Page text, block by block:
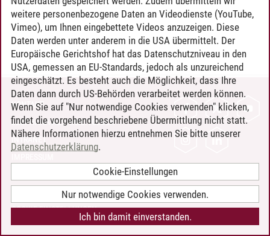
KONTAKT
LEUPHANA ALS ARBEITGEBER
INTRANET
BARRIEREFREIHEIT
COOKIE-EINSTELLUNGEN
weitere personenbezogene Daten an Videodienste (YouTube,
Vimeo), um Ihnen eingebettete Videos anzuzeigen. Diese
Daten werden unter anderem in die USA übermittelt. Der
Europäische Gerichtshof hat das Datenschutzniveau in den
USA, gemessen an EU-Standards, jedoch als unzureichend
eingeschätzt. Es besteht auch die Möglichkeit, dass Ihre
Daten dann durch US-Behörden verarbeitet werden können.
Wenn Sie auf "Nur notwendige Cookies verwenden" klicken,
findet die vorgehend beschriebene Übermittlung nicht statt.
Nähere Informationen hierzu entnehmen Sie bitte unserer
Datenschutzerklärung.
Cookie-Einstellungen
Nur notwendige Cookies verwenden.
Ich bin damit einverstanden.